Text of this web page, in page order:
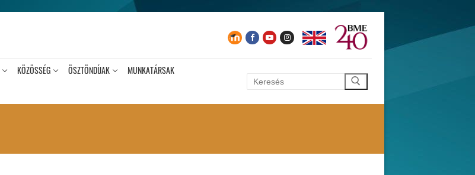
KÖZÖSSÉG ÖSZTÖNDÍJAK
MUNKATÁRSAK
Keresése: